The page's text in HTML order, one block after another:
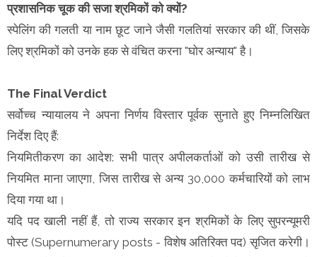
प्रशासनिक चूक की सजा श्रमिकों को क्यों?
स्पेलिंग की गलती या नाम छूट जाने जैसी गलतियां सरकार की थीं, जिसके
लिए श्रमिकों को उनके हक से वंचित करना "घोर अन्याय" है।
The Final Verdict
सर्वोच्च न्यायालय ने अपना निर्णय विस्तार पूर्वक सुनाते हुए निम्नलिखित
निर्देश दिए हैं:
नियमितीकरण का आदेश: सभी पात्र अपीलकर्ताओं को उसी तारीख से
नियमित माना जाएगा, जिस तारीख से अन्य 30,000 कर्मचारियों को लाभ
दिया गया था।
यदि पद खाली नहीं हैं, तो राज्य सरकार इन श्रमिकों के लिए सुपरन्यूमरी
पोस्ट (Supernumerary posts - विशेष अतिरिक्त पद) सृजित करेगी।